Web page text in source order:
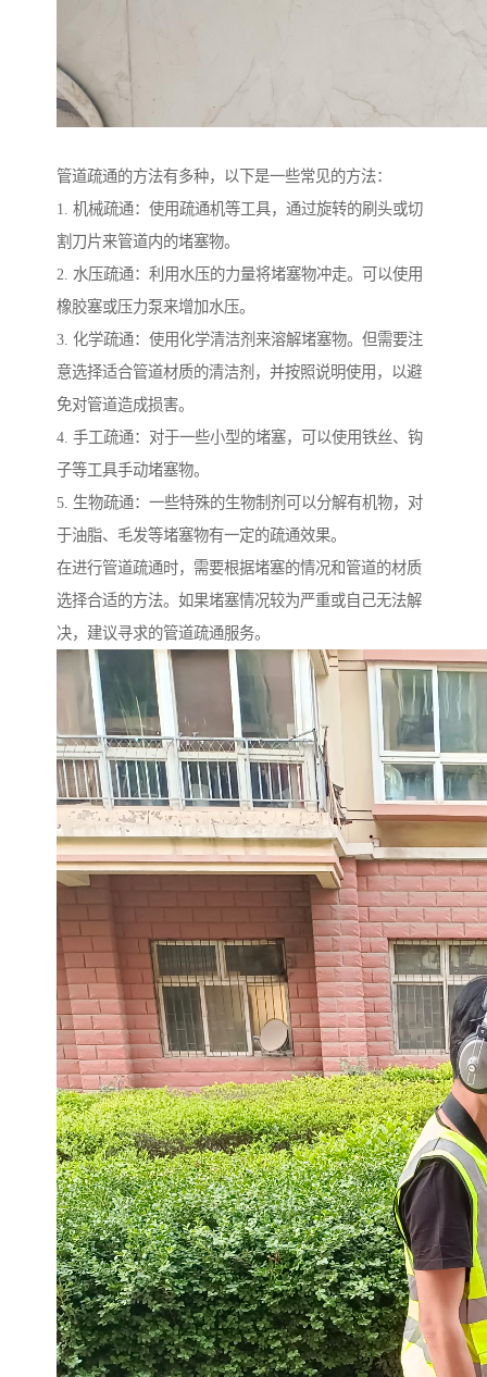
管道疏通的方法有多种，以下是一些常见的方法：
1. 机械疏通：使用疏通机等工具，通过旋转的刷头或切
割刀片来管道内的堵塞物。
2. 水压疏通：利用水压的力量将堵塞物冲走。可以使用
橡胶塞或压力泵来增加水压。
3. 化学疏通：使用化学清洁剂来溶解堵塞物。但需要注
意选择适合管道材质的清洁剂，并按照说明使用，以避
免对管道造成损害。
4. 手工疏通：对于一些小型的堵塞，可以使用铁丝、钩
子等工具手动堵塞物。
5. 生物疏通：一些特殊的生物制剂可以分解有机物，对
于油脂、毛发等堵塞物有一定的疏通效果。
在进行管道疏通时，需要根据堵塞的情况和管道的材质
选择合适的方法。如果堵塞情况较为严重或自己无法解
决，建议寻求的管道疏通服务。